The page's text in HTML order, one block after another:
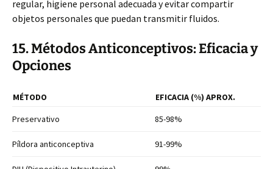
regular, higiene personal adecuada y evitar compartir
objetos personales que puedan transmitir fluidos.
15. Métodos Anticonceptivos: Eficacia y
Opciones
MÉTODO
EFICACIA (%) APROX.
Preservativo
85-98%
Píldora anticonceptiva 91-99%